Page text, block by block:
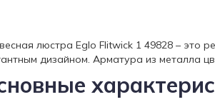
люстра Eglo Flitwick 1 49828 – это
дизайном. Арматура из металла